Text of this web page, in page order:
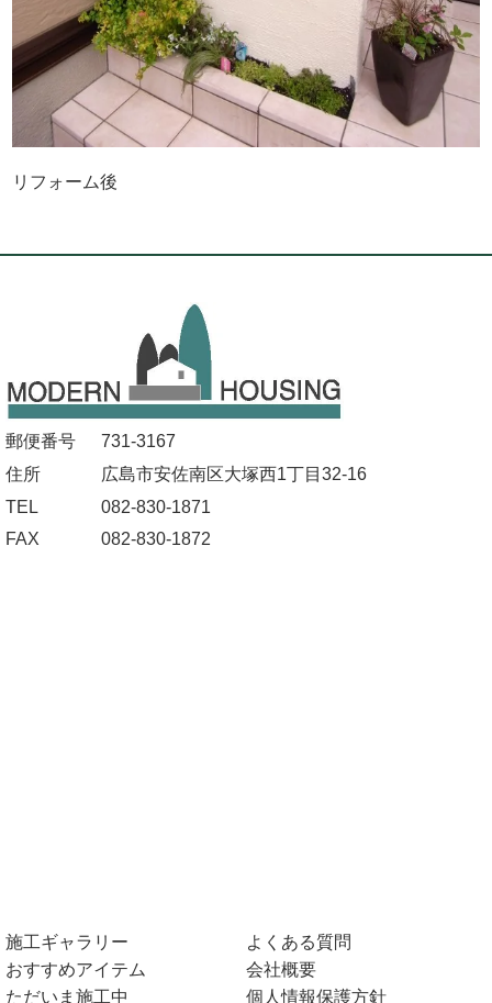
リフォーム後
郵便番号
731-3167
住所
広島市安佐南区大塚西1丁目32-16
TEL
082-830-1871
FAX
082-830-1872
施工ギャラリー
おすすめアイテム
ただいま施工中
よくある質問
会社概要
個人情報保護方針